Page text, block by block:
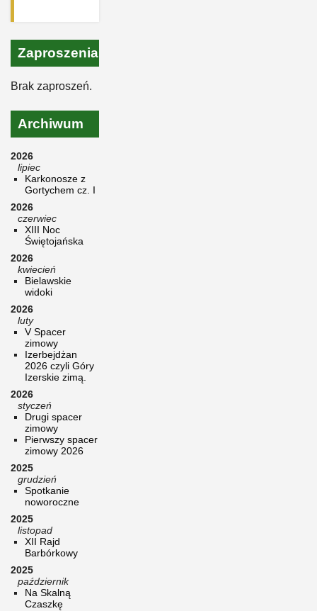
Zaproszenia
Brak zaproszeń.
Archiwum
2026
lipiec
Karkonosze z
Gortychem cz. I
2026
czerwiec
XIII Noc
Świętojańska
2026
kwiecień
Bielawskie
widoki
2026
luty
V Spacer
zimowy
Izerbejdżan
2026 czyli Góry
Izerskie zimą.
2026
styczeń
Drugi spacer
zimowy
Pierwszy spacer
zimowy 2026
2025
grudzień
Spotkanie
noworoczne
2025
listopad
XII Rajd
Barbórkowy
2025
październik
Na Skalną
Czaszkę